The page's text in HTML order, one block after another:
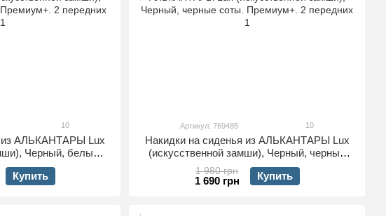
10
из АЛЬКАНТАРЫ Lux
Черный, белые
2 передних
Купить
Артикул: 769485 10
Накидки на сиденья из АЛЬКАНТАРЫ Lux
(искусственной замши), Черный, черные
соты. Премиум+. 2 передних
1 980 грн
1 690 грн Купить